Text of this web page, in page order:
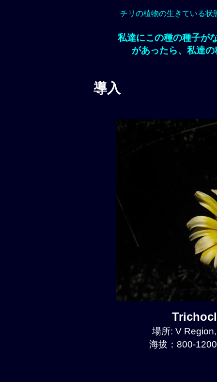
チリの植物の生きている状
私達にこの種の種子が
があったら、私達
導入
場所: V
海拔：800-